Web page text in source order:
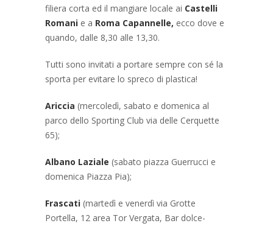
filiera corta ed il mangiare locale ai Castelli
Romani e a Roma Capannelle, ecco dove e
quando, dalle 8,30 alle 13,30.
Tutti sono invitati a portare sempre con sé la
sporta per evitare lo spreco di plastica!
Ariccia (mercoledì, sabato e domenica al
parco dello Sporting Club via delle Cerquette
65);
Albano Laziale (sabato piazza Guerrucci e
domenica Piazza Pia);
Frascati (martedì e venerdì via Grotte
Portella, 12 area Tor Vergata, Bar dolce-